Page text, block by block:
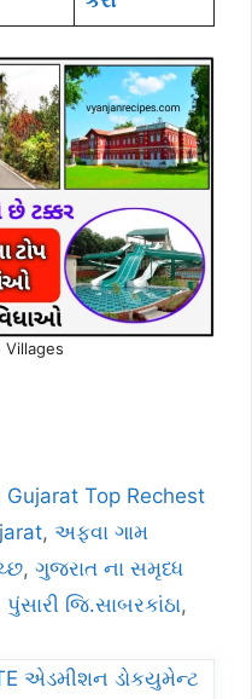
Villages
Gujarat Top Rechest
, અફવા ગામ
, ગુજરાત ના સમૃધ્ધ
પુંસારી જિ.સાબરકાંઠા,
એડમીશન ડોકયુમેન્ટ